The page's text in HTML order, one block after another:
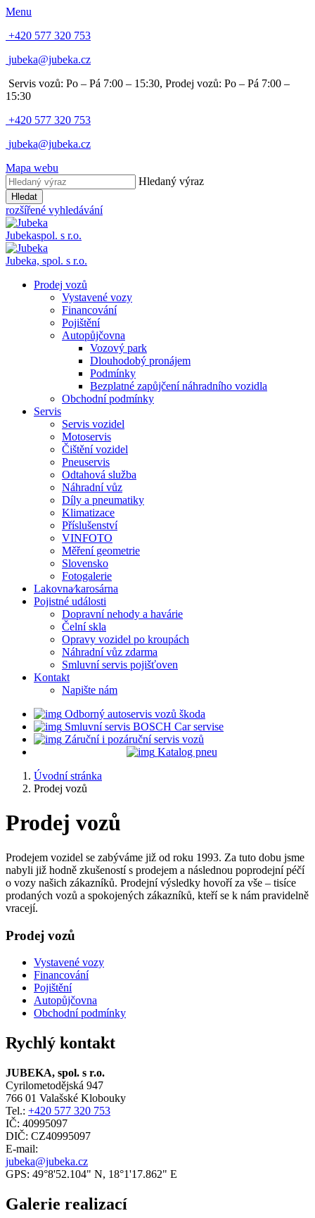
Menu
+420 577 320 753
jubeka@jubeka.cz
Servis vozů: Po – Pá 7:00 – 15:30, Prodej vozů: Po – Pá 7:00 –
15:30
+420 577 320 753
jubeka@jubeka.cz
Mapa webu
Hledaný výraz
Hledat
rozšířené vyhledávání
Jubekaspol. s r.o.
Jubeka, spol. s r.o.
Prodej vozů
Vystavené vozy
Financování
Pojištění
Autopůjčovna
Vozový park
Dlouhodobý pronájem
Podmínky
Bezplatné zapůjčení náhradního vozidla
Obchodní podmínky
Servis
Servis vozidel
Motoservis
Čištění vozidel
Pneuservis
Odtahová služba
Náhradní vůz
Díly a pneumatiky
Klimatizace
Příslušenství
VINFOTO
Měření geometrie
Slovensko
Fotogalerie
Lakovna⁄karosárna
Pojistné události
Dopravní nehody a havárie
Čelní skla
Opravy vozidel po kroupách
Náhradní vůz zdarma
Smluvní servis pojišťoven
Kontakt
Napište nám
Odborný autoservis vozů škoda
Smluvní servis BOSCH Car servise
Záruční i pozáruční servis vozů
Katalog pneu
Úvodní stránka
Prodej vozů
Prodej vozů
Prodejem vozidel se zabýváme již od roku 1993. Za tuto dobu jsme
nabyli již hodně zkušeností s prodejem a následnou poprodejní péčí
o vozy našich zákazníků. Prodejní výsledky hovoří za vše – tisíce
prodaných vozů a spokojených zákazníků, kteří se k nám pravidelně
vracejí.
Prodej vozů
Vystavené vozy
Financování
Pojištění
Autopůjčovna
Obchodní podmínky
Rychlý kontakt
JUBEKA, spol. s r.o.
Cyrilometodějská 947
766 01 Valašské Klobouky
Tel.: +420 577 320 753
IČ: 40995097
DIČ: CZ40995097
E-mail:
jubeka@jubeka.cz
GPS: 49°8'52.104" N, 18°1'17.862" E
Galerie realizací